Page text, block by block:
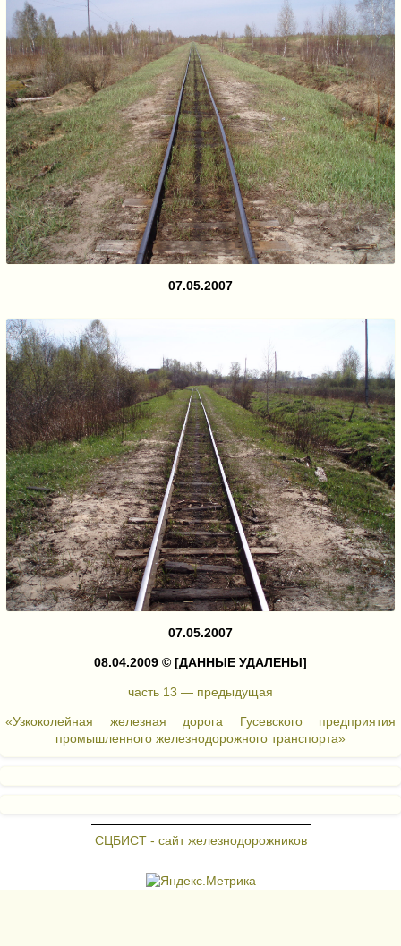
07.05.2007
07.05.2007
08.04.2009 © [ДАННЫЕ УДАЛЕНЫ]
часть 13 — предыдущая
«Узкоколейная железная дорога Гусевского предприятия
промышленного железнодорожного транспорта»
СЦБИСТ - сайт железнодорожников